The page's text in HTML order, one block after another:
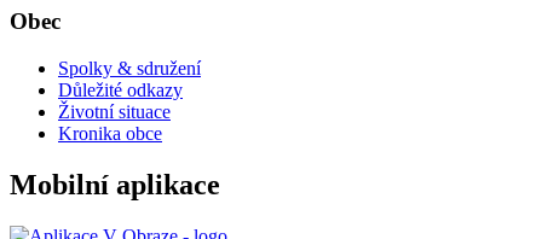
Obec
Spolky & sdružení
Důležité odkazy
Životní situace
Kronika obce
Mobilní aplikace